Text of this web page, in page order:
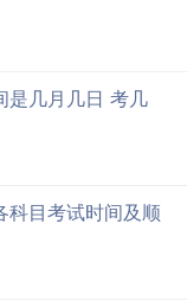
是几月几日 考几
目考试时间及顺